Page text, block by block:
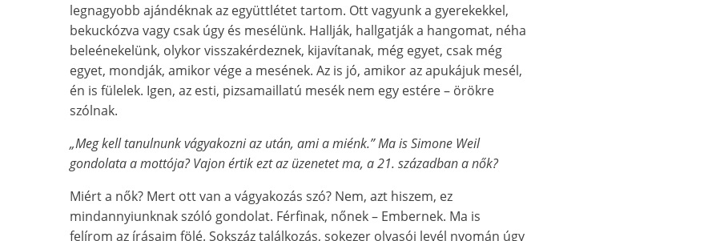
legnagyobb ajándéknak az együttlétet tartom. Ott vagyunk a gyerekekkel,
bekuckózva vagy csak úgy és mesélünk. Hallják, hallgatják a hangomat, néha
beleénekelünk, olykor visszakérdeznek, kijavítanak, még egyet, csak még
egyet, mondják, amikor vége a mesének. Az is jó, amikor az apukájuk mesél,
én is fülelek. Igen, az esti, pizsamaillatú mesék nem egy estére – örökre
szólnak.
„Meg kell tanulnunk vágyakozni az után, ami a miénk.” Ma is Simone Weil
gondolata a mottója? Vajon értik ezt az üzenetet ma, a 21. században a nők?
Miért a nők? Mert ott van a vágyakozás szó? Nem, azt hiszem, ez
mindannyiunknak szóló gondolat. Férfinak, nőnek – Embernek. Ma is
felírom az írásaim fölé. Sokszáz találkozás, sokezer olvasói levél nyomán úgy